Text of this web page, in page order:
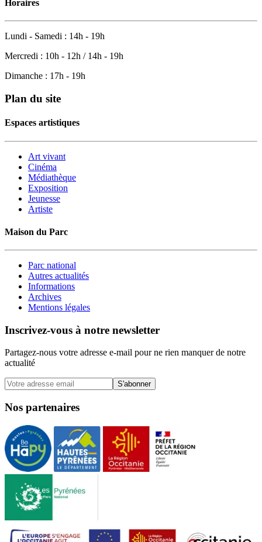
Horaires
Lundi - Samedi : 14h - 19h
Mercredi : 10h - 12h / 14h - 19h
Dimanche : 17h - 19h
Plan du site
Espaces artistiques
Art vivant
Cinéma
Médiathèque
Exposition
Jeunesse
Artiste
Maison du Parc
Parc national
Autres actualités
Informations
Archives
Mentions légales
Inscrivez-vous à notre newsletter
Partagez-nous votre adresse e-mail pour ne rien manquer de notre
actualité
S'abonner
Nos partenaires